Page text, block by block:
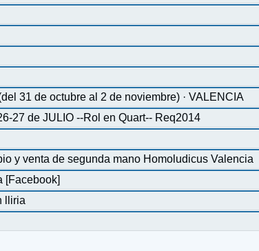
31 de octubre al 2 de noviembre) · VALENCIA
27 de JULIO --Rol en Quart-- Req2014
y venta de segunda mano Homoludicus Valencia
[Facebook]
lliria